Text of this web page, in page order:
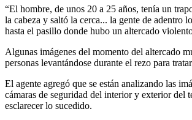
“El hombre, de unos 20 a 25 años, tenía un
la cabeza y saltó la cerca... la gente de adentro
hasta el pasillo donde hubo un altercado
Algunas imágenes del momento del altercado
personas levantándose durante el rezo para
El agente agregó que se están analizando las
cámaras de seguridad del interior y exterior del
esclarecer lo sucedido.